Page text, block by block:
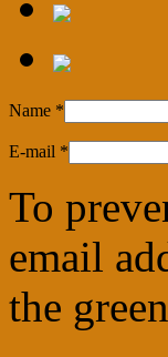
Name *
E-mail *
To
email
the